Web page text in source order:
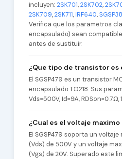
incluyen: 2SK701,2SK702,
2SK709,2SK711,IRF640,
Verifica que los parametros
encapsulado) sean
antes de sustituir.
¿Que tipo de transistor es
El SGSP479 es un transistor
encapsulado TO218. Sus
Vds=500V, Id=9A, RDSon=0.7Ω,
¿Cual es el voltaje maximo
El SGSP479 soporta un
(Vds) de 500V y un voltaje
(Vgs) de 20V. Superado este